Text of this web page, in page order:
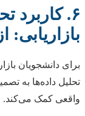
۶. کاربرد
بازاریابی:
برای دانشجویان
تحلیل داده‌ها به
واقعی کمک می‌کند.